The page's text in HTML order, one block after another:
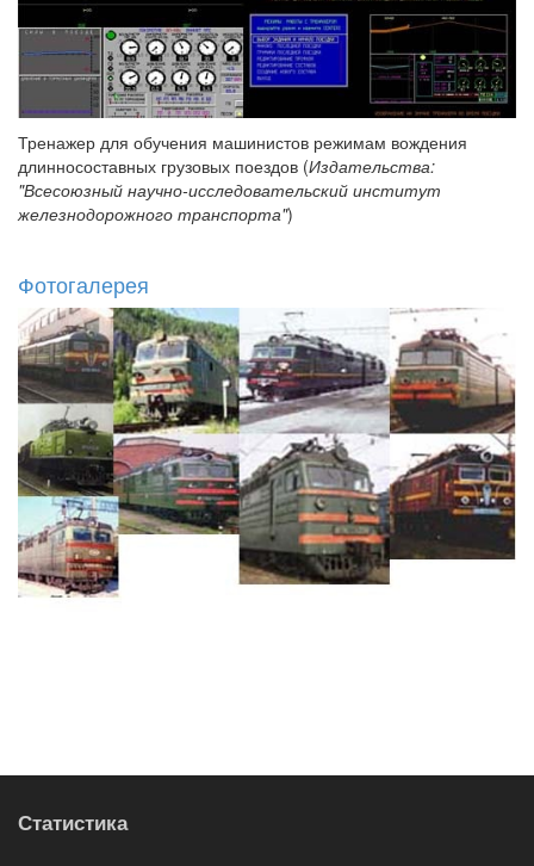
Тренажер для обучения машинистов режимам вождения
длинносоставных грузовых поездов (Издательства:
"Всесоюзный научно-исследовательский институт
железнодорожного транспорта")
Фотогалерея
Статистика